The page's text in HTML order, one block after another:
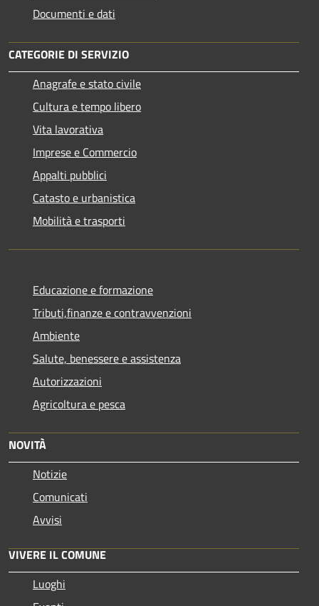
Documenti e dati
CATEGORIE DI SERVIZIO
Anagrafe e stato civile
Cultura e tempo libero
Vita lavorativa
Imprese e Commercio
Appalti pubblici
Catasto e urbanistica
Mobilità e trasporti
Educazione e formazione
Tributi,finanze e contravvenzioni
Ambiente
Salute, benessere e assistenza
Autorizzazioni
Agricoltura e pesca
NOVITÀ
Notizie
Comunicati
Avvisi
VIVERE IL COMUNE
Luoghi